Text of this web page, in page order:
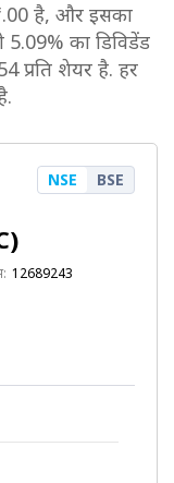
है, और इसका
का डिविडेंड
प्रति शेयर है. हर
12689243
NSE BSE